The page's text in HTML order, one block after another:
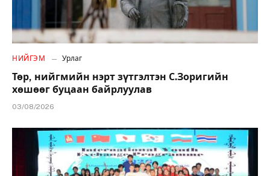
НИЙГЭМ Урлаг
Төр, нийгмийн нэрт зүтгэлтэн С.Зоригийн
хөшөөг буцаан байрлуулав
03/08/2026